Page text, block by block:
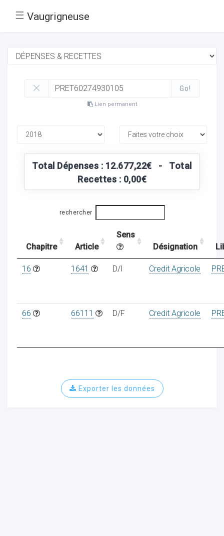
☰ Vaugrigneuse
Go!
Lien permanent
Total Dépenses : 12.677,22€ - Total
Recettes : 0,00€
rechercher
Chapitre Article
Sens
Désignation
16 1641 D/I Credit Agricole
66 66111 D/F Credit Agricole
Exporter les données